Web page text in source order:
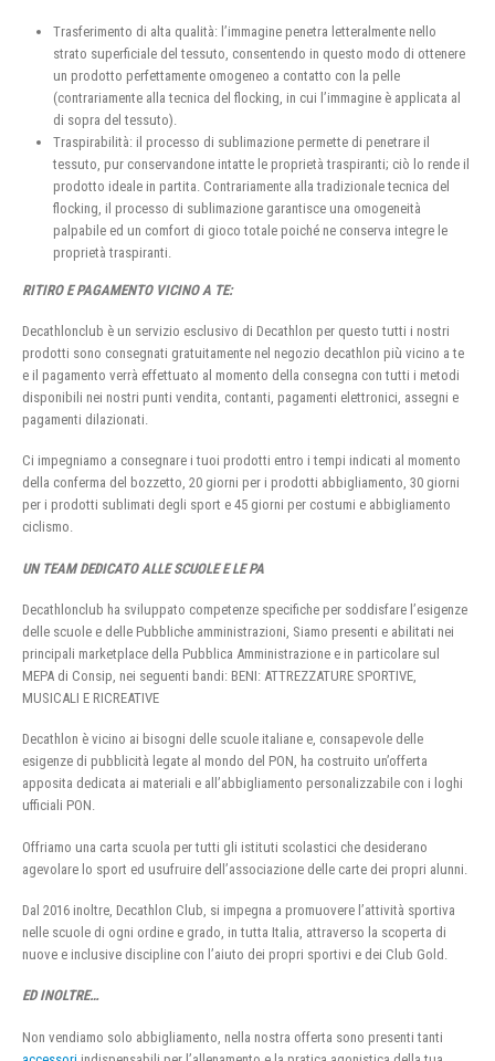
Trasferimento di alta qualità: l’immagine penetra letteralmente nello
strato superficiale del tessuto, consentendo in questo modo di ottenere
un prodotto perfettamente omogeneo a contatto con la pelle
(contrariamente alla tecnica del flocking, in cui l’immagine è applicata al
di sopra del tessuto).
Traspirabilità: il processo di sublimazione permette di penetrare il
tessuto, pur conservandone intatte le proprietà traspiranti; ciò lo rende il
prodotto ideale in partita. Contrariamente alla tradizionale tecnica del
flocking, il processo di sublimazione garantisce una omogeneità
palpabile ed un comfort di gioco totale poiché ne conserva integre le
proprietà traspiranti.
RITIRO E PAGAMENTO VICINO A TE:
Decathlonclub è un servizio esclusivo di Decathlon per questo tutti i nostri
prodotti sono consegnati gratuitamente nel negozio decathlon più vicino a te
e il pagamento verrà effettuato al momento della consegna con tutti i metodi
disponibili nei nostri punti vendita, contanti, pagamenti elettronici, assegni e
pagamenti dilazionati.
Ci impegniamo a consegnare i tuoi prodotti entro i tempi indicati al momento
della conferma del bozzetto, 20 giorni per i prodotti abbigliamento, 30 giorni
per i prodotti sublimati degli sport e 45 giorni per costumi e abbigliamento
ciclismo.
UN TEAM DEDICATO ALLE SCUOLE E LE PA
Decathlonclub ha sviluppato competenze specifiche per soddisfare l’esigenze
delle scuole e delle Pubbliche amministrazioni, Siamo presenti e abilitati nei
principali marketplace della Pubblica Amministrazione e in particolare sul
MEPA di Consip, nei seguenti bandi: BENI: ATTREZZATURE SPORTIVE,
MUSICALI E RICREATIVE
Decathlon è vicino ai bisogni delle scuole italiane e, consapevole delle
esigenze di pubblicità legate al mondo del PON, ha costruito un’offerta
apposita dedicata ai materiali e all’abbigliamento personalizzabile con i loghi
ufficiali PON.
Offriamo una carta scuola per tutti gli istituti scolastici che desiderano
agevolare lo sport ed usufruire dell’associazione delle carte dei propri alunni.
Dal 2016 inoltre, Decathlon Club, si impegna a promuovere l’attività sportiva
nelle scuole di ogni ordine e grado, in tutta Italia, attraverso la scoperta di
nuove e inclusive discipline con l’aiuto dei propri sportivi e dei Club Gold.
ED INOLTRE…
Non vendiamo solo abbigliamento, nella nostra offerta sono presenti tanti